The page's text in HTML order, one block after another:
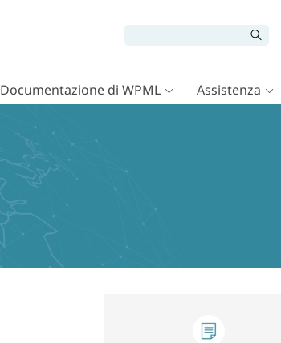
Documentazione di WPML Assistenza